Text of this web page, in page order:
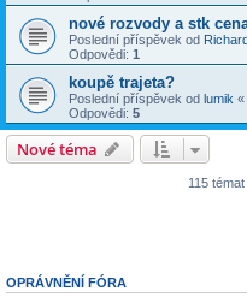
nové rozvody a stk
Poslední příspěvek od
Odpovědi: 1
koupě trajeta?
Poslední příspěvek od lumik «
Odpovědi: 5
Nové téma
115 témat
OPRÁVNĚNÍ FÓRA